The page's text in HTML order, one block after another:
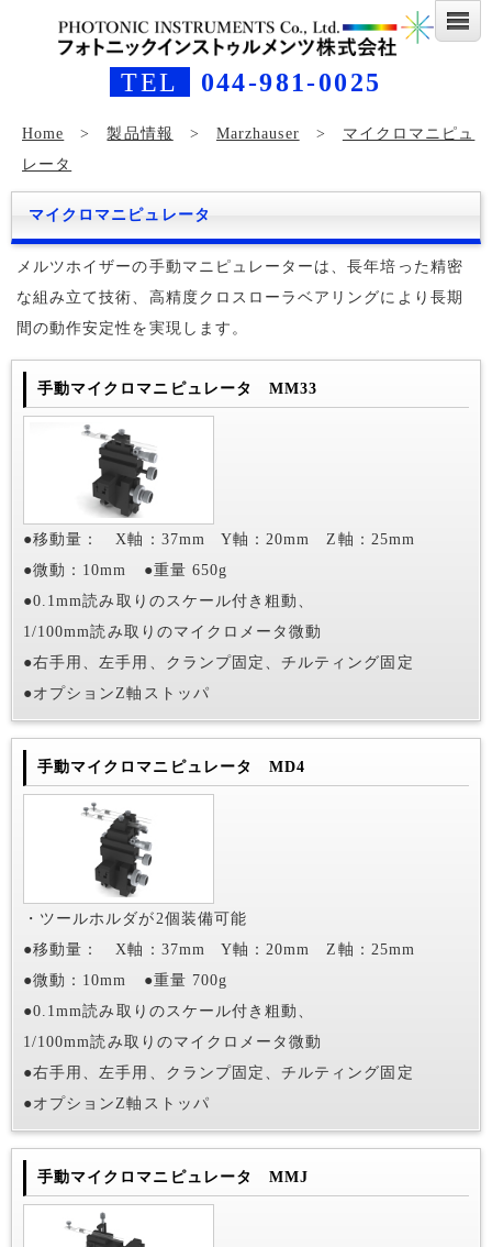
TEL 044-981-0025
Home >製品情報 > Marzhauser > マイクロマニピュ
レータ
マイクロマニピュレータ
メルツホイザーの手動マニピュレーターは、長年培った精密
な組み立て技術、高精度クロスローラベアリングにより長期
間の動作安定性を実現します。
手動マイクロマニピュレータ MM33
●移動量： X軸：37mm Y軸：20mm Z軸：25mm
●微動：10mm ●重量 650g
●0.1mm読み取りのスケール付き粗動、
1/100mm読み取りのマイクロメータ微動
●右手用、左手用、クランプ固定、チルティング固定
●オプションZ軸ストッパ
手動マイクロマニピュレータ MD4
・ツールホルダが2個装備可能
●移動量： X軸：37mm Y軸：20mm Z軸：25mm
●微動：10mm ●重量 700g
●0.1mm読み取りのスケール付き粗動、
1/100mm読み取りのマイクロメータ微動
●右手用、左手用、クランプ固定、チルティング固定
●オプションZ軸ストッパ
手動マイクロマニピュレータ MMJ